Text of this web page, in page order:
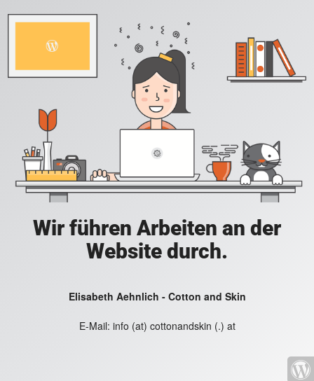
Wir führen Arbeiten an der
Website durch.
Elisabeth Aehnlich - Cotton and Skin
E-Mail: info (at) cottonandskin (.) at